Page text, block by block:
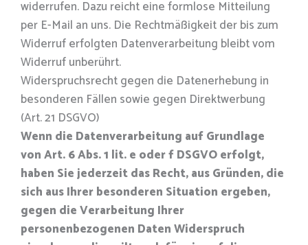
widerrufen. Dazu reicht eine formlose Mitteilung
per E-Mail an uns. Die Rechtmäßigkeit der bis zum
Widerruf erfolgten Datenverarbeitung bleibt vom
Widerruf unberührt.
Widerspruchsrecht gegen die Datenerhebung in
besonderen Fällen sowie gegen Direktwerbung
(Art. 21 DSGVO)
Wenn die Datenverarbeitung auf Grundlage
von Art. 6 Abs. 1 lit. e oder f DSGVO erfolgt,
haben Sie jederzeit das Recht, aus Gründen, die
sich aus Ihrer besonderen Situation ergeben,
gegen die Verarbeitung Ihrer
personenbezogenen Daten Widerspruch